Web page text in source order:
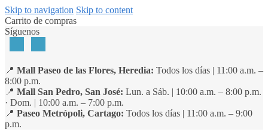
Skip to navigation Skip to content
Carrito de compras
Síguenos
📍 Mall Paseo de las Flores, Heredia: Todos los días | 11:00 a.m. –
8:00 p.m.
📍 Mall San Pedro, San José: Lun. a Sáb. | 10:00 a.m. – 8:00 p.m.
· Dom. | 10:00 a.m. – 7:00 p.m.
📍 Paseo Metrópoli, Cartago: Todos los días | 11:00 a.m. – 9:00
p.m.